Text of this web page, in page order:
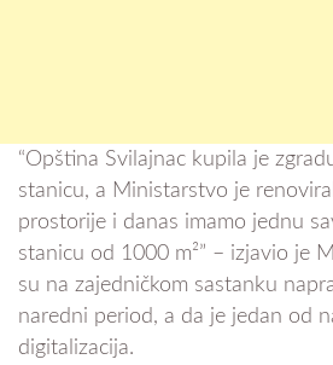
“Opština Svilajnac kupila je
stanicu, a Ministarstvo je
prostorije i danas imamo jednu
stanicu od 1000 m²” – izjavio je
su na zajedničkom sastanku
naredni period, a da je jedan od
digitalizacija.